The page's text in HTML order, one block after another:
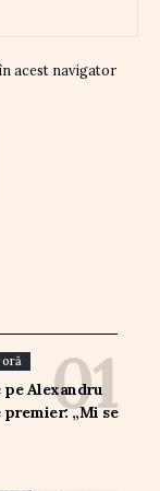
acest navigator
oră
Alexandru
„Mi se